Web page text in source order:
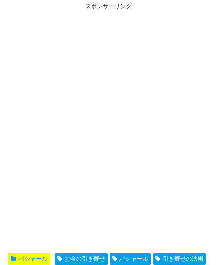
スポンサーリンク
バシャール お金の引き寄せ バシャール 引き寄せの法則